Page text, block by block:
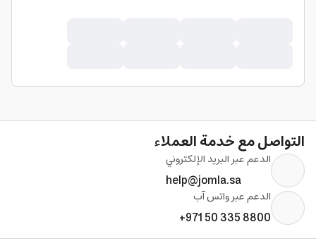
التواصل مع خدمة العملاء
الدعم عبر البريد الإلكتروني
help@jomla.sa
الدعم عبر واتس آب
+971 50 335 8800